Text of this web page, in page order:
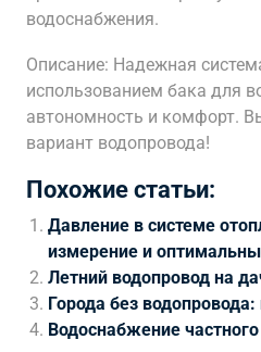
водоснабжения.
Описание: Надежная
использованием бака для
автономность и комфорт.
вариант водопровода!
Похожие статьи:
Давление в системе
измерение и
Летний водопровод на
Города без
Водоснабжение